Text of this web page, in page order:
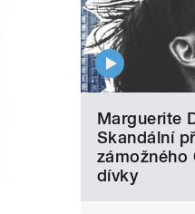
Marguerite
Skandální
zámožného
dívky